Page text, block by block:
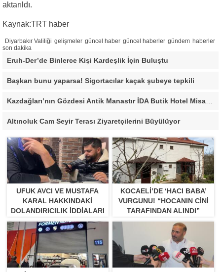
aktarıldı.
Kaynak:TRT haber
Diyarbakır Valiliği gelişmeler güncel haber güncel haberler gündem haberler
son dakika
Eruh-Der’de Binlerce Kişi Kardeşlik İçin Buluştu
Başkan bunu yaparsa! Sigortacılar kaçak şubeye tepkili
Kazdağları’nın Gözdesi Antik Manastır İDA Butik Hotel Misafirlerinden Tam Not Alıyor
Altınoluk Cam Seyir Terası Ziyaretçilerini Büyülüyor
UFUK AVCI VE MUSTAFA
KARAL HAKKINDAKI
DOLANDIRICILIK İDDIALARI
BÜYÜYOR
KOCAELI’DE ‘HACI BABA’
VURGUNU! “HOCANIN CINI
TARAFINDAN ALINDI”